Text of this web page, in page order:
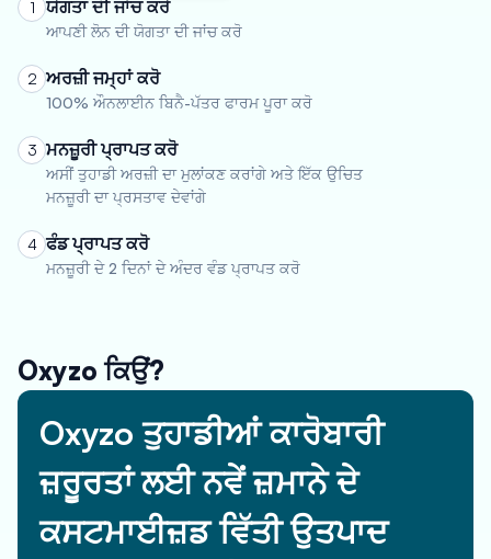
1 ਯੋਗਤਾ ਦੀ ਜਾਂਚ ਕਰੋ
ਆਪਣੀ ਲੋਨ ਦੀ ਯੋਗਤਾ ਦੀ ਜਾਂਚ ਕਰੋ
2 ਅਰਜ਼ੀ ਜਮ੍ਹਾਂ ਕਰੋ
100% ਔਨਲਾਈਨ ਬਿਨੈ-ਪੱਤਰ ਫਾਰਮ ਪੂਰਾ ਕਰੋ
3 ਮਨਜ਼ੂਰੀ ਪ੍ਰਾਪਤ ਕਰੋ
ਅਸੀਂ ਤੁਹਾਡੀ ਅਰਜ਼ੀ ਦਾ ਮੁਲਾਂਕਣ ਕਰਾਂਗੇ ਅਤੇ ਇੱਕ ਉਚਿਤ
ਮਨਜ਼ੂਰੀ ਦਾ ਪ੍ਰਸਤਾਵ ਦੇਵਾਂਗੇ
4 ਫੰਡ ਪ੍ਰਾਪਤ ਕਰੋ
ਮਨਜ਼ੂਰੀ ਦੇ 2 ਦਿਨਾਂ ਦੇ ਅੰਦਰ ਵੰਡ ਪ੍ਰਾਪਤ ਕਰੋ
Oxyzo ਕਿਉਂ?
Oxyzo ਤੁਹਾਡੀਆਂ ਕਾਰੋਬਾਰੀ
ਜ਼ਰੂਰਤਾਂ ਲਈ ਨਵੇਂ ਜ਼ਮਾਨੇ ਦੇ
ਕਸਟਮਾਈਜ਼ਡ ਵਿੱਤੀ ਉਤਪਾਦ